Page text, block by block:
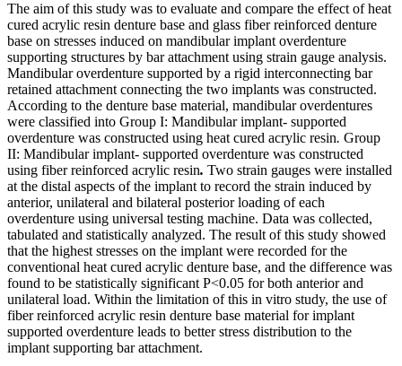
The aim of this study was to evaluate and compare the effect of heat
cured acrylic resin denture base and glass fiber reinforced denture
base on stresses induced on mandibular implant overdenture
supporting structures by bar attachment using strain gauge analysis.
Mandibular overdenture supported by a rigid interconnecting bar
retained attachment connecting the two implants was constructed.
According to the denture base material, mandibular overdentures
were classified into Group I: Mandibular implant- supported
overdenture was constructed using heat cured acrylic resin. Group
II: Mandibular implant- supported overdenture was constructed
using fiber reinforced acrylic resin. Two strain gauges were installed
at the distal aspects of the implant to record the strain induced by
anterior, unilateral and bilateral posterior loading of each
overdenture using universal testing machine. Data was collected,
tabulated and statistically analyzed. The result of this study showed
that the highest stresses on the implant were recorded for the
conventional heat cured acrylic denture base, and the difference was
found to be statistically significant P<0.05 for both anterior and
unilateral load. Within the limitation of this in vitro study, the use of
fiber reinforced acrylic resin denture base material for implant
supported overdenture leads to better stress distribution to the
implant supporting bar attachment.